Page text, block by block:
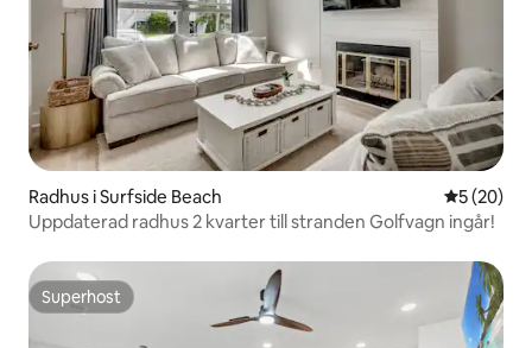
Radhus i Surfside Beach 5 av 5 i
5 (20)
Uppdaterad radhus 2 kvarter till stranden Golfvagn ingår!
Superhost
Superhost